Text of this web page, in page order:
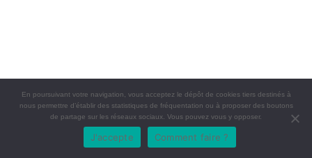
En poursuivant votre navigation, vous acceptez le dépôt de cookies tiers destinés à
nous permettre d’établir des statistiques de fréquentation ou à proposer des boutons
de partage sur les réseaux sociaux. Vous pouvez vous y opposer.
J'accepte Comment faire ?